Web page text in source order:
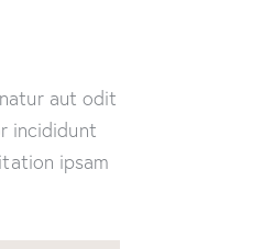
aut odit
incididunt
ipsam